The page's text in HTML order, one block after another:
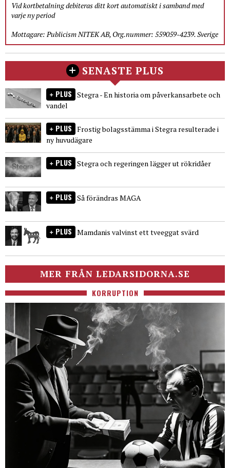
Vid kortbetalning debiteras ditt kort automatiskt i samband med
varje ny period
Mottagare: Publicism NITEK AB, Org.nummer: 559059-4239. Sverige
SENASTE PLUS
PLUS Stegra - En historia om påverkansarbete och
vandel
PLUS Frostig bolagsstämma i Stegra resulterade i
ny huvudägare
PLUS Stegra och regeringen lägger ut rökridåer
PLUS Så förändras MAGA
PLUS Mamdanis valvinst ett tveeggat svärd
MER FRÅN LEDARSIDORNA.SE
KORRUPTION